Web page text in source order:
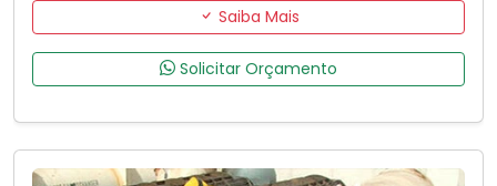
Saiba Mais
Solicitar Orçamento